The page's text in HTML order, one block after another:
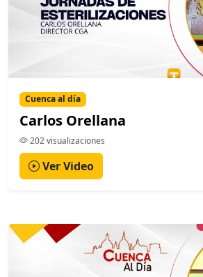
Cuenca al día
Carlos Orellana
202 visualizaciones
Ver Video